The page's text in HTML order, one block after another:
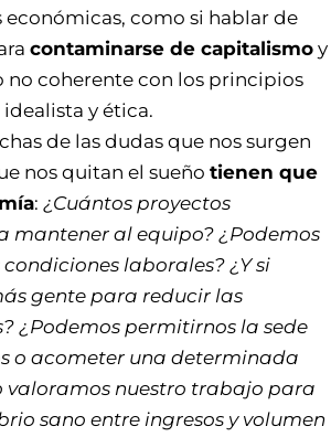
económicas, como si hablar de
contaminarse de capitalismo y
no coherente con los principios
y ética.
de las dudas que nos surgen
nos quitan el sueño tienen que
: ¿Cuántos proyectos
mantener al equipo? ¿Podemos
laborales? ¿Y si
gente para reducir las
¿Podemos permitirnos la sede
o acometer una determinada
valoramos nuestro trabajo para
sano entre ingresos y volumen